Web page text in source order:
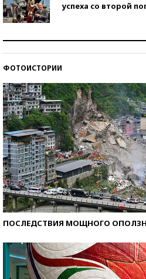
успеха со второй
ФОТОИСТОРИИ
ПОСЛЕДСТВИЯ МОЩНОГО